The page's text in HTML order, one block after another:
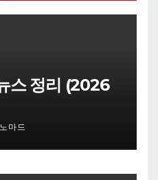
스 정리 (2026
마드